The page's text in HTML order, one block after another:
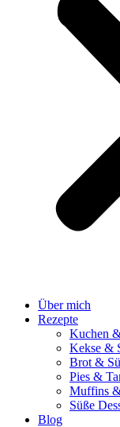
Über mich
Rezepte
Kuchen
Kekse &
Brot &
Pies &
Muffins
Süße
Blog